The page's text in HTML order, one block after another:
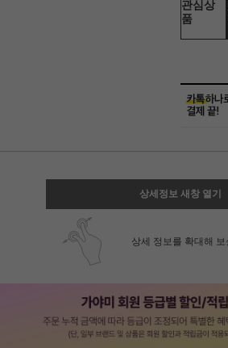
관심상
품
상세정보 새창 열기
상세 정보를 확대해